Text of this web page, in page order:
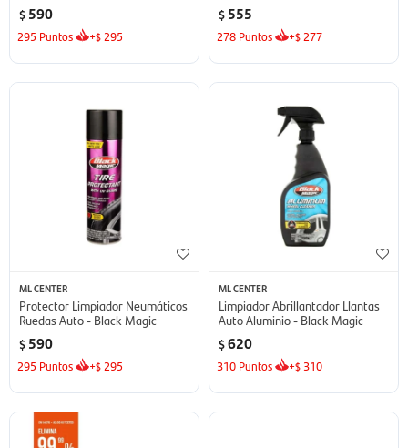
$ 590
295 Puntos +$ 295
$ 555
278 Puntos +$ 277
ML CENTER
Protector Limpiador Neumáticos
Ruedas Auto - Black Magic
$ 590
295 Puntos +$ 295
ML CENTER
Limpiador Abrillantador Llantas
Auto Aluminio - Black Magic
$620
310 Puntos +$ 310